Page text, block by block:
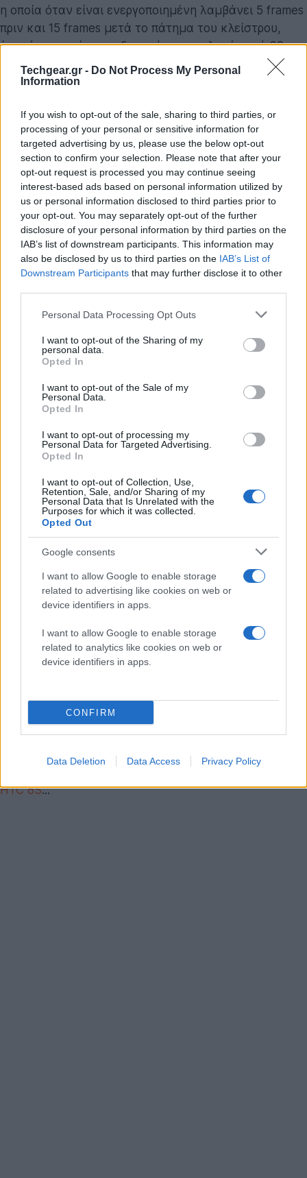
Techgear.gr - Do Not Process My Personal
Information
If you wish to opt-out of the sale, sharing to third parties, or
processing of your personal or sensitive information for
targeted advertising by us, please use the below opt-out
section to confirm your selection. Please note that after your
opt-out request is processed you may continue seeing
interest-based ads based on personal information utilized by
us or personal information disclosed to third parties prior to
your opt-out. You may separately opt-out of the further
disclosure of your personal information by third parties on the
IAB’s list of downstream participants. This information may
also be disclosed by us to third parties on the IAB’s List of
Downstream Participants that may further disclose it to other
Please note that this website/app uses one or more Google
not limited to your visit or usage behaviour. You may click to
grant or deny consent to Google and its third-party tags to
use your data for below specified purposes in below Google
consent section.
Personal Data Processing Opt Outs
I want to opt-out of the Sharing of my
personal data.
Opted In
I want to opt-out of the Sale of my
Personal Data.
Opted In
I want to opt-out of processing my
Personal Data for Targeted Advertising.
Opted In
I want to opt-out of Collection, Use,
Retention, Sale, and/or Sharing of my
Personal Data that Is Unrelated with the
Purposes for which it was collected.
Opted Out
Google consents
I want to allow Google to enable storage
related to advertising like cookies on web or
device identifiers in apps.
I want to allow Google to enable storage
related to analytics like cookies on web or
device identifiers in apps.
CONFIRM
Data Deletion Data Access Privacy Policy
η οποία όταν είναι ενεργοποιημένη λαμβάνει 5 frames
πριν και 15 frames μετά το πάτημα του κλείστρου,
έτσι ώστε να έχει τη δυνατότητα επιλογής από 20
διαφορετικές φωτογραφίες ή να δημιουργήσει ένα
μικρό stop-motion video.
Σημαντική προσθήκη και η τεχνολογία ήχου
BoomSound, που ολοκληρώνεται με την παρουσία δύο
εμπρόσθιων ηχείων, διπλό μικρόφωνο και φυσικά ότι
υποστήριζε μέχρι πρότινος η τεχνολογία Beats Audio.
Ξεχωρίζει και ο πομπός υπερύθρων, για να
χρησιμοποιείτε τη συσκευή ως τηλεχειριστήριο με την
αντίστοιχη εφαρμογή της εταιρείας.
Τέλος, για ακόμα μία φορά η εταιρεία αναβαθμίζει το
περιβάλλον Sense, το οποίο έφτασε πλέον στην
πληροφοριών (π.χ. social feeds, ειδήσεις κλπ.) στην
αρχική οθόνη.
Οθόνη 4.7” Full HD LCD (1920 x 1080, 468ppi)
600 1.7GHz
Αποθηκευτικός χώρος 32GB/64GB
Κάμερα 4MP UltraPixel BSI f/2.0
Εμπρόσθια κάμερα 2.1MP (1080p)
GPS+GLONASS, IR emitter
Λειτουργικό σύστημαAndroid 4.1.2Jelly Bean
Τεχνολογία HTC BoomSound (2x μπροστινά ηχεία)
Βάρος 143gr
Θα κυκλοφορήσει παγκοσμίως στα τέλη Μαρτίου σε
ασημί και μαύρο χρώμα, αλλά δεν έχει γίνει γνωστή η
HTC 8S...